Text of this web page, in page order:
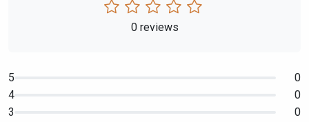
0 reviews
5
0
4
0
3
0